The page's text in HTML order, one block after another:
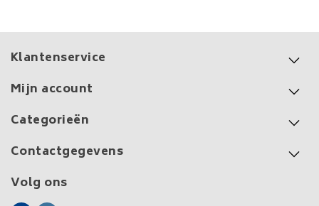
Klantenservice
Mijn account
Categorieën
Contactgegevens
Volg ons